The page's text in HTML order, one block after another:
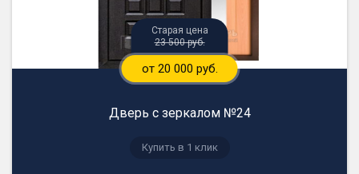
23 500 руб.
от 20 000 руб.
Дверь с зеркалом №24